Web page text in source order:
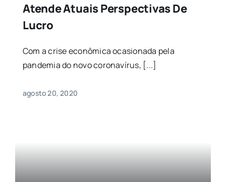
Atende Atuais Perspectivas De
Lucro
Com a crise econômica ocasionada pela
pandemia do novo coronavírus, [...]
agosto 20, 2020